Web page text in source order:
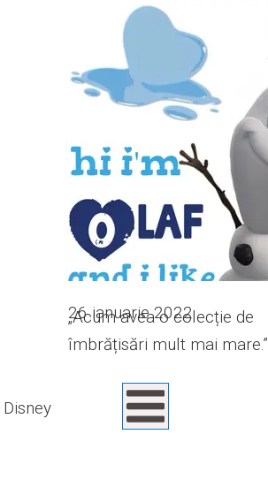
Disney
„Acum avea o colecție de
îmbrățisări mult mai mare.”
26 ianuarie 2022